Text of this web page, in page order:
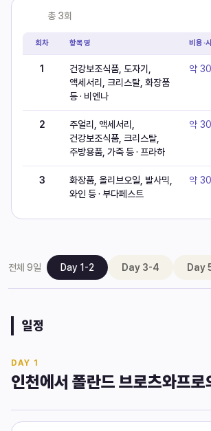
총 3회
회차 항목명 비용·
1
건강보조식품, 도자기,
액세서리, 크리스탈, 화장품
등 · 비엔나
약
2
주얼리, 액세서리,
건강보조식품, 크리스탈,
주방용품, 가죽 등 · 프라하
약
3
화장품, 올리브오일, 발사믹,
와인 등 · 부다페스트
약
전체 9일 Day 1-2 Day 3-4 Day
일정
DAY 1
인천에서 폴란드 브로츠와프로